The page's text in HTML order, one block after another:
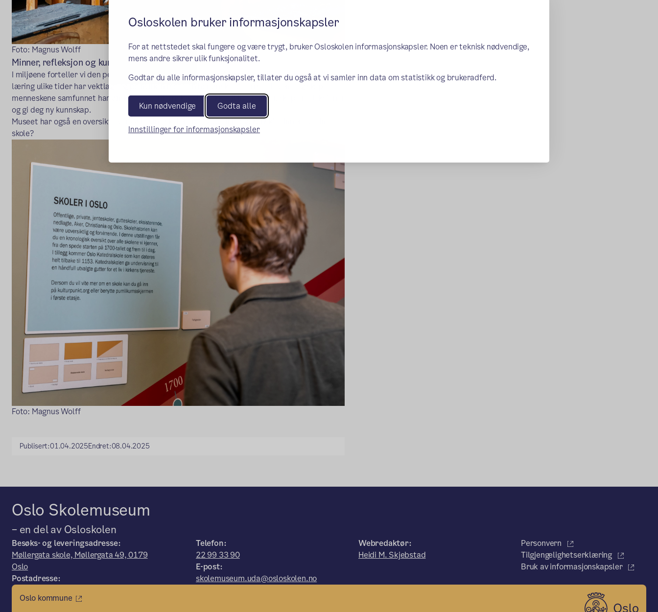
Osloskolen bruker informasjonskapsler
For at nettstedet skal fungere og være trygt, bruker Osloskolen informasjonskapsler. Noen er teknisk nødvendige,
mens andre sikrer ulik funksjonalitet.
Godtar du alle informasjonskapsler, tillater du også at vi samler inn data om statistikk og brukeradferd.
Kun nødvendige Godta alle
Innstillinger for informasjonskapsler
Foto: Magnus Wolff
Minner, refleksjon og kunnskap
I miljøene forteller vi den pedagogiske historien, om synet på barn i de ulike epokene, hvilken
læring ulike tider har vektlagt og på hvilken måte en har ønsket å forme elevene og skape de
menneskene samfunnet har ønsket seg. Slik ønsker vi å vekke til live minner, skape refleksjoner
og gi deg ny kunnskap.
Museet har også en oversikt over Oslo sine skoler fra 1700 til i dag. Kanskje finner du din
skole?
Foto: Magnus Wolff
Publisert:01.04.2025Endret:08.04.2025
Oslo Skolemuseum
– en del av Osloskolen
Besøks- og leveringsadresse:
Møllergata skole, Møllergata 49, 0179
Oslo
Postadresse:
Telefon:
22 99 33 90
E-post:
skolemuseum.uda@osloskolen.no
Webredaktør:
Heidi M. Skjebstad
Personvern
Tilgjengelighetserklæring
Bruk av informasjonskapsler
Oslo kommune